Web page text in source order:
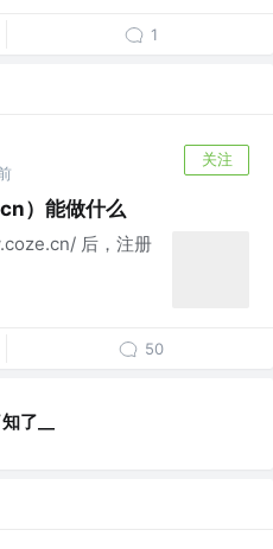
1
关注
）能做什么
后，注册
50
了__